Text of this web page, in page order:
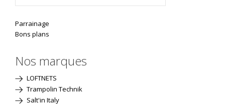
Parrainage
Bons plans
Nos marques
LOFTNETS
Trampolin Technik
Salt'in Italy